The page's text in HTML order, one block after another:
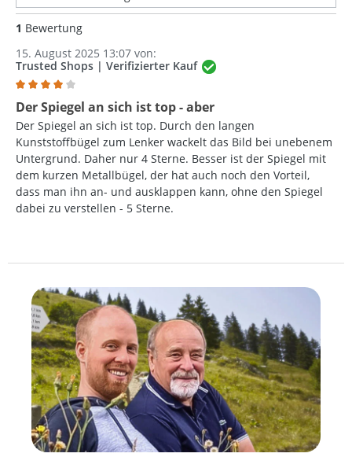
1 Bewertung
15. August 2025 13:07 von:
Trusted Shops | Verifizierter Kauf
Bewertung mit 4 von 5 Sternen
Der Spiegel an sich ist top - aber
Der Spiegel an sich ist top. Durch den langen
Kunststoffbügel zum Lenker wackelt das Bild bei unebenem
Untergrund. Daher nur 4 Sterne. Besser ist der Spiegel mit
dem kurzen Metallbügel, der hat auch noch den Vorteil,
dass man ihn an- und ausklappen kann, ohne den Spiegel
dabei zu verstellen - 5 Sterne.